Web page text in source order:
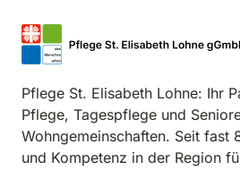
kurz.
Pflege St. Elisabeth Lohne: Ihr
Pflege, Tagespflege und
Wohngemeinschaften. Seit fast
und Kompetenz in der Region